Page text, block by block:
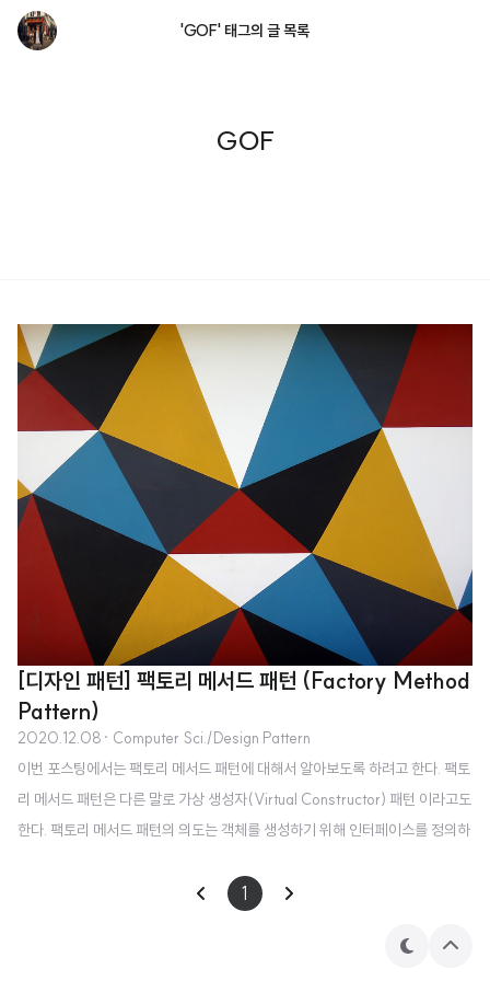
GOF
[디자인 패턴] 팩토리 메서드 패턴 (Factory Method
Pattern)
2020.12.08 · Computer Sci./Design Pattern
이번 포스팅에서는 팩토리 메서드 패턴에 대해서 알아보도록 하려고 한다. 팩토
리 메서드 패턴은 다른 말로 가상 생성자(Virtual Constructor) 패턴 이라고도
한다. 팩토리 메서드 패턴의 의도는 객체를 생성하기 위해 인터페이스를 정의하
록 하는 것이다. 기존의 문제점 프레임워크는 추상클래스를 사용하여 객체 간의
임을 지니기도 한다. 따라서 추상클래스를 상속하는 서브클래스에서 구체적인
1
'GOF' 태그의 글 목록
테
상